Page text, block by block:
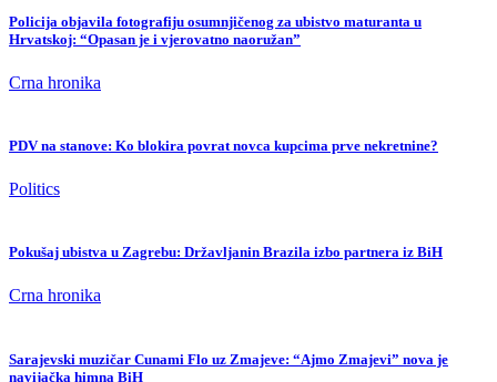
Policija objavila fotografiju osumnjičenog za ubistvo maturanta u
Hrvatskoj: “Opasan je i vjerovatno naoružan”
Crna hronika
PDV na stanove: Ko blokira povrat novca kupcima prve nekretnine?
Politics
Pokušaj ubistva u Zagrebu: Državljanin Brazila izbo partnera iz BiH
Crna hronika
Sarajevski muzičar Cunami Flo uz Zmajeve: “Ajmo Zmajevi” nova je
navijačka himna BiH